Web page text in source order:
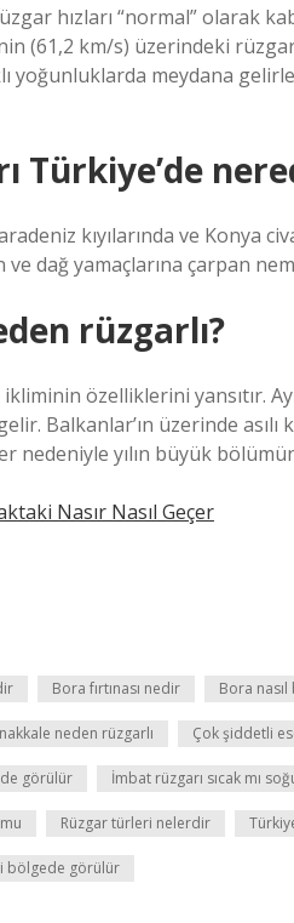
hızları “normal” olarak
(61,2 km/s) üzerindeki
yoğunluklarda meydana
Türkiye’de
kıyılarında ve Konya
dağ yamaçlarına çarpan
rüzgarlı?
özelliklerini yansıtır.
Balkanlar’ın üzerinde
nedeniyle yılın büyük
Nasır Nasıl Geçer
Bora fırtınası nedir Bora
neden rüzgarlı Çok şiddetli
görülür İmbat rüzgarı sıcak mı
Rüzgar türleri nelerdir
bölgede görülür